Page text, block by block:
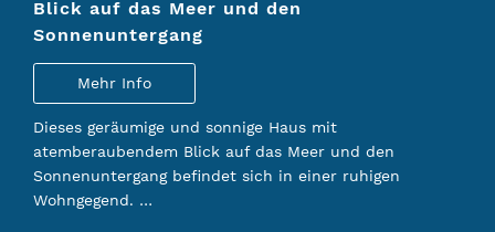
Blick auf das Meer und den
Sonnenuntergang
Mehr Info
Dieses geräumige und sonnige Haus mit
atemberaubendem Blick auf das Meer und den
Sonnenuntergang befindet sich in einer ruhigen
Wohngegend. …